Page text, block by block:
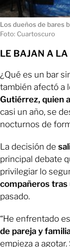
Los dueños de bares
Foto: Cuartoscuro
LE BAJAN A
¿Qué es un bar
también afectó a
Gutiérrez, quien
casi un año, se
nocturnos de
La decisión de
principal debate
privilegiar lo
compañeros tras
pasado.
“He enfrentado
de pareja y
empieza a